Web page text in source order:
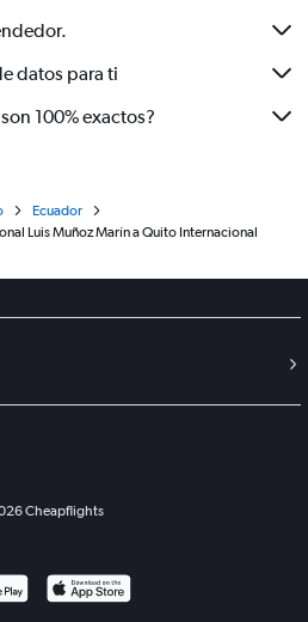
datos para ti
100% exactos?
Ecuador
Luis Muñoz Marín a Quito Internacional
Cheapflights